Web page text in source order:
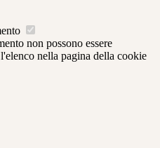
non possono essere
nella pagina della cookie